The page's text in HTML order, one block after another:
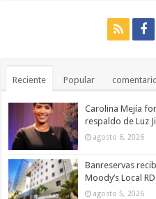
Reciente Popular
Carolina Mejía
respaldo de Luz
agosto 6, 2026
Banreservas
Moody’s Local
agosto 5, 2026